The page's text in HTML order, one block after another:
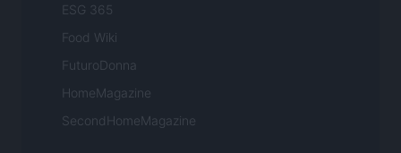
ESG 365
Food Wiki
FuturoDonna
HomeMagazine
SecondHomeMagazine